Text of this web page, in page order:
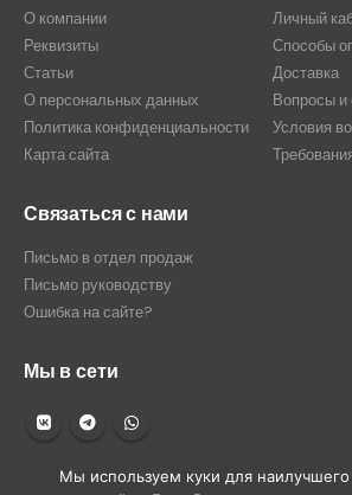
О компании
Реквизиты
Статьи
О персональных данных
Политика конфиденциальности
Карта сайта
Личный
Способы
Доставка
Вопросы и
Условия
Связаться с нами
Письмо в отдел продаж
Письмо руководству
Ошибка на сайте?
Мы в сети
Мы используем куки для